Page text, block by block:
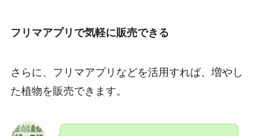
フリマアプリで気軽に販売できる
さらに、フリマアプリなどを活用すれば、増やし
た植物を販売できます。